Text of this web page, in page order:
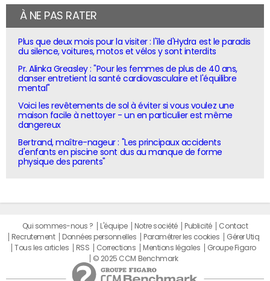
À NE PAS RATER
Plus que deux mois pour la visiter : l'île d'Hydra est le paradis
du silence, voitures, motos et vélos y sont interdits
Pr. Alinka Greasley : "Pour les femmes de plus de 40 ans,
danser entretient la santé cardiovasculaire et l'équilibre
mental"
Voici les revêtements de sol à éviter si vous voulez une
maison facile à nettoyer - un en particulier est même
dangereux
Bertrand, maître-nageur : "Les principaux accidents
d'enfants en piscine sont dus au manque de forme
physique des parents"
Qui sommes-nous ? L'équipe Notre société Publicité
Contact
Recrutement
Données personnelles Paramétrer les cookies
Gérer Utiq
Tous les articles
RSS Corrections Mentions légales
Groupe Figaro
© 2025 CCM Benchmark